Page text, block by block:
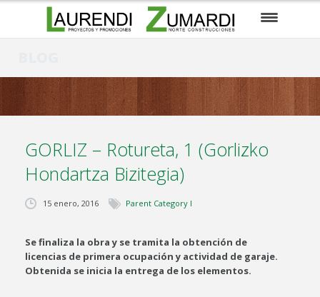
EN CONSTRUCCIÓN
PARA ENTRAR A VIVIR
PRÓXIMOS PROYECTOS
SUELOS / PARCELAS
EUSKARA
GORLIZ – Rotureta, 1 (Gorlizko
Hondartza Bizitegia)
15 enero, 2016 Parent Category I
Se finaliza la obra y se tramita la obtención de
licencias de primera ocupación y actividad de garaje.
Obtenida se inicia la entrega de los elementos.